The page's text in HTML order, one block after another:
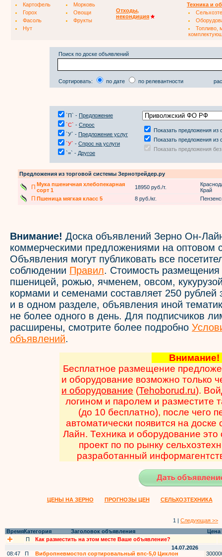
Картофель
Морковь
Горох
Овощи
Фасоль
Фрукты
Нут
Отходы,
некондиция
Техника и
Топливо,
Поиск по доске объявлений
Сортировать: по дате по релевантности
`П` - Предложение
`С` - Спрос
`У` - Предложение услуг
`У` - Спрос на услуги
`=` - Другое
Показать предложения из
Показать предложения из
Показать предложения
Предложения из торговой системы Зернотрейдер.ру
П Мука пшеничная хлебопекарная
сорт 1
18950 руб./т.
Край
П Пшеница мягкая класс 5 8 руб./кг.
Внимание! Доска объявлений Зерно Он-
коммерческими предложениями на оптовом
Объявления могут публиковать все
соблюдении Правил. Стоимость
пшеницей, рожью, ячменем, овсом,
кормами и семенами составляет 250 рублей
и в одном разделе, объявления иной
не более одного в день. Для подписчиков
расширены, смотрите более подробно
объявлений.
Бесплатное размещение
и оборудование возможно только
и оборудование (Tehoborud.ru).
логином и паролем и разместите
(до 10 бесплатно), после чего
автоматически появится на
Лайн. Техника и оборудование
проект по по рынку
разработанный
ЦЕНЫ НА ЗЕРНО ПРОГНОЗЫ ЦЕН СЕЛЬХОЗТЕХНИКА
1 | Следующая >>
ВремяКатегория Заголовок объявления
Цена
П
Как разместить на этом месте Ваше объявление?
14.07.2026
08:47
П Вибропневмостол сортировальный впс-5,0 Циклон